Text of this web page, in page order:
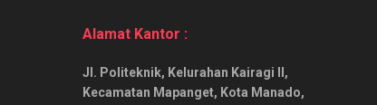
Alamat Kantor :
Jl. Politeknik, Kelurahan Kairagi II,
Kecamatan Mapanget, Kota Manado,